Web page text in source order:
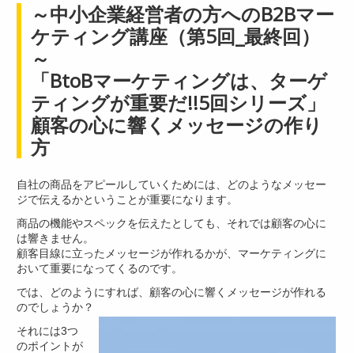
～中小企業経営者の方へのB2Bマー
ケティング講座（第5回_最終回）
～
「BtoBマーケティングは、ターゲ
ティングが重要だ!!5回シリーズ」
顧客の心に響くメッセージの作り
方
自社の商品をアピールしていくためには、どのようなメッセー
ジで伝えるかということが重要になります。
商品の機能やスペックを伝えたとしても、それでは顧客の心に
は響きません。
顧客目線に立ったメッセージが作れるかが、マーケティングに
おいて重要になってくるのです。
では、どのようにすれば、顧客の心に響くメッセージが作れる
のでしょうか？
それには3つ
のポイントが